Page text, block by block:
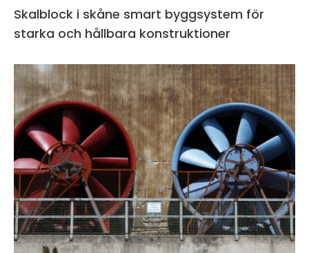
Skalblock i skåne smart byggsystem för
starka och hållbara konstruktioner